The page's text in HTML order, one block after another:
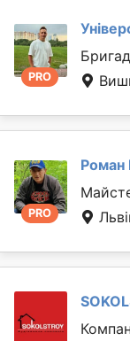
PRO
PRO
Роман